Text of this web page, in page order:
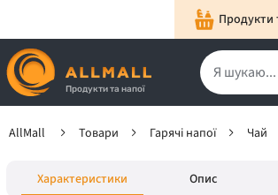
Продукти
Продукти та напої
AllMall Товари Гарячі напої Чай
Характеристики Опис